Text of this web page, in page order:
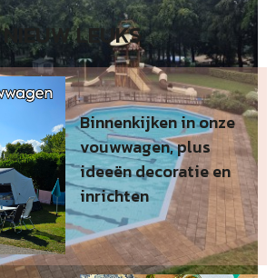
NIEUW LEUKS
Binnenkijken in onze
vouwwagen, plus
ideeën decoratie en
inrichten